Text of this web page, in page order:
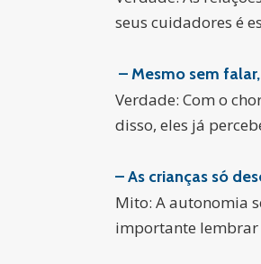
seus cuidadores é
– Mesmo sem
Verdade: Com o
disso, eles já
– As crianças só
Mito: A autonomia
importante lembrar